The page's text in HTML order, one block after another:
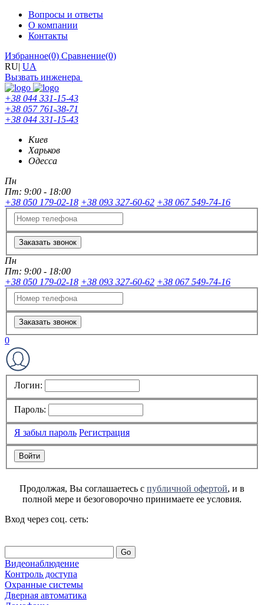
Вопросы и ответы
О компании
Контакты
Избранное(0) Сравнение(0)
RU| UA
Вызвать инженера
+38 044 331-15-43
+38 057 761-38-71
+38 044 331-15-43
Киев
Харьков
Одесса
Пн
Пт: 9:00 - 18:00
+38 050 179-02-18 +38 093 327-60-62 +38 067 549-74-16
Заказать звонок
Пн
Пт: 9:00 - 18:00
+38 050 179-02-18 +38 093 327-60-62 +38 067 549-74-16
Заказать звонок
0
Логин:
Пароль:
Я забыл пароль Регистрация
Продолжая, Вы соглашаетесь с публичной офертой, и в
полной мере и безоговорочно принимаете ее условия.
Вход через соц. сеть:
Go
Видеонаблюдение
Контроль доступа
Охранные системы
Дверная автоматика